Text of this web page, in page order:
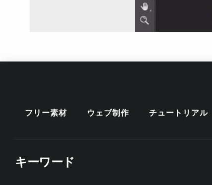
フリー素材 ウェブ制作 チュートリアル
キーワード